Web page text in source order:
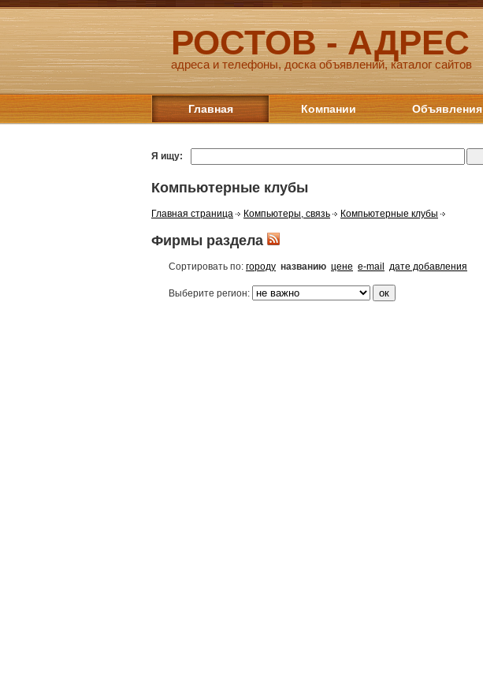
РОСТОВ - АДРЕС
адреса и телефоны, доска объявлений, каталог сайтов
Главная Компании Объявления
Я ищу:
Компьютерные клубы
Главная страница Компьютеры, связь Компьютерные клубы
Фирмы раздела
Сортировать по: городу названию цене e-mail дате добавления
Выберите регион: